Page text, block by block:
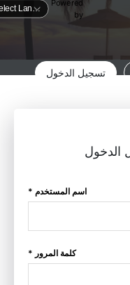
Powered
by
تسجيل الدخول
الدخول
اسم المستخدم *
كلمة المرور *